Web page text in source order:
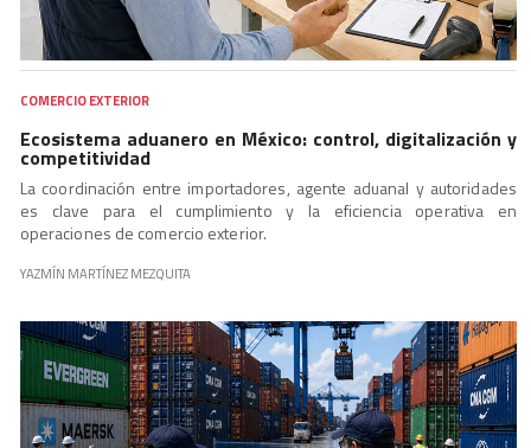
COMERCIO EXTERIOR
Ecosistema aduanero en México: control, digitalización y
competitividad
La coordinación entre importadores, agente aduanal y autoridades
es clave para el cumplimiento y la eficiencia operativa en
operaciones de comercio exterior.
YAZMÍN MARTÍNEZ MEZQUITA